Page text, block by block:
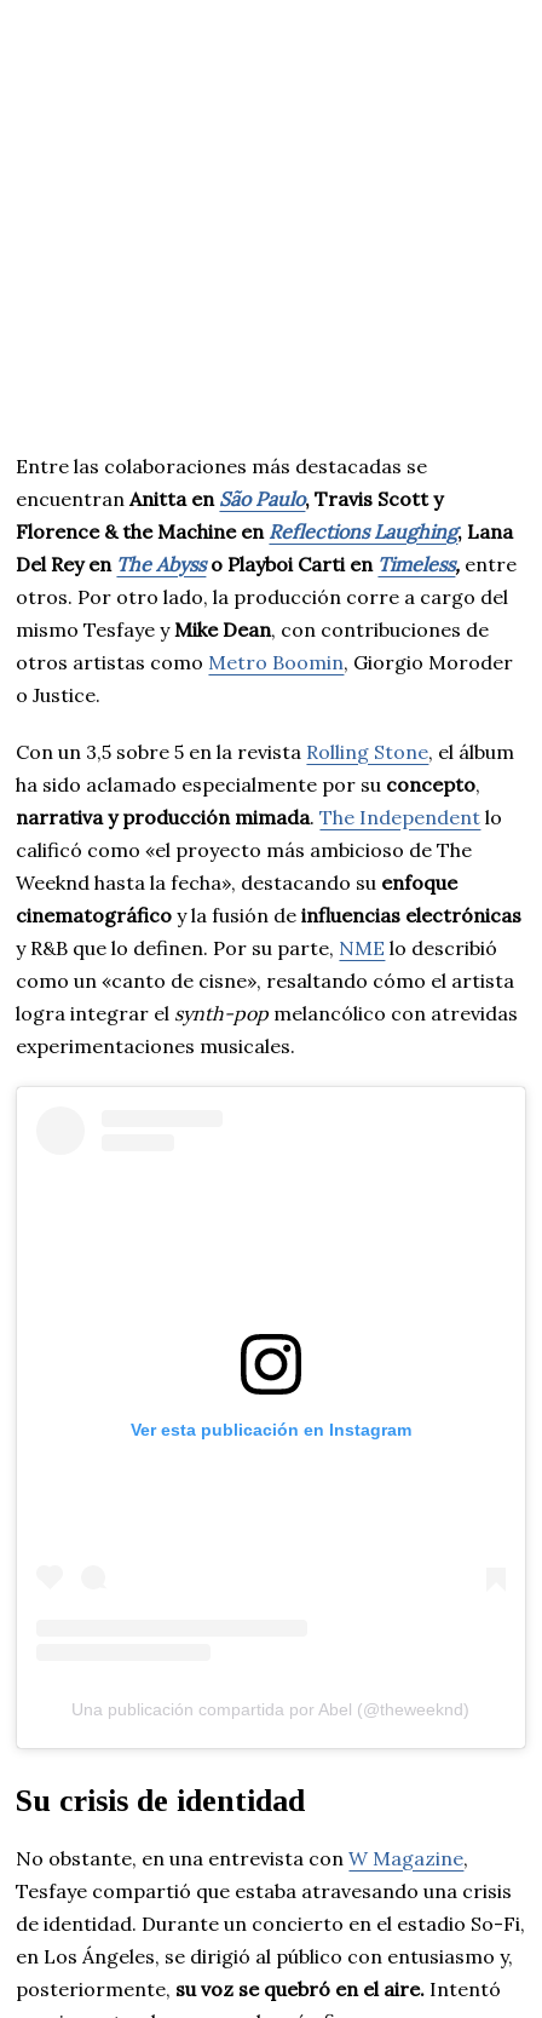
Entre las colaboraciones más destacadas se
encuentranAnitta en São Paulo, Travis Scott y
Florence & the Machine en Reflections Laughing, Lana
Del Rey en The Abysso Playboi Carti en Timeless, entre
otros. Por otro lado, la producción corre a cargo del
mismo Tesfaye yMike Dean, con contribuciones de
otros artistas como Metro Boomin, Giorgio Moroder
o Justice.
Con un 3,5 sobre 5 en la revista Rolling Stone, el álbum
ha sido aclamado especialmente por su concepto,
narrativa y producción mimada.The Independent lo
calificó como «el proyecto más ambicioso de The
Weeknd hasta la fecha», destacando su enfoque
cinematográfico y la fusión deinfluencias electrónicas
y R&B que lo definen. Por su parte, NME lo describió
como un «canto de cisne», resaltando cómo el artista
logra integrar el synth-pop melancólico con atrevidas
experimentaciones musicales.
Ver esta publicación en Instagram
Una publicación compartida por Abel (@theweeknd)
Su crisis de identidad
No obstante, en una entrevista conW Magazine,
Tesfaye compartió que estaba atravesando una crisis
de identidad. Durante un concierto en el estadio So-Fi,
en Los Ángeles, se dirigió al público con entusiasmo y,
posteriormente, su voz se quebró en el aire. Intentó